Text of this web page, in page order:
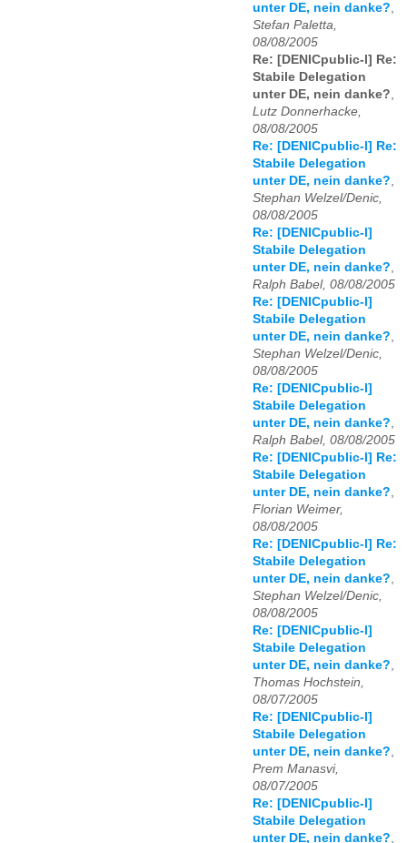
unter DE, nein danke?,
Stefan Paletta,
08/08/2005
Re: [DENICpublic-l] Re:
Stabile Delegation
unter DE, nein danke?,
Lutz Donnerhacke,
08/08/2005
Re: [DENICpublic-l] Re:
Stabile Delegation
unter DE, nein danke?,
Stephan Welzel/Denic,
08/08/2005
Re: [DENICpublic-l]
Stabile Delegation
unter DE, nein danke?,
Ralph Babel, 08/08/2005
Re: [DENICpublic-l]
Stabile Delegation
unter DE, nein danke?,
Stephan Welzel/Denic,
08/08/2005
Re: [DENICpublic-l]
Stabile Delegation
unter DE, nein danke?,
Ralph Babel, 08/08/2005
Re: [DENICpublic-l] Re:
Stabile Delegation
unter DE, nein danke?,
Florian Weimer,
08/08/2005
Re: [DENICpublic-l] Re:
Stabile Delegation
unter DE, nein danke?,
Stephan Welzel/Denic,
08/08/2005
Re: [DENICpublic-l]
Stabile Delegation
unter DE, nein danke?,
Thomas Hochstein,
08/07/2005
Re: [DENICpublic-l]
Stabile Delegation
unter DE, nein danke?,
Prem Manasvi,
08/07/2005
Re: [DENICpublic-l]
Stabile Delegation
unter DE, nein danke?,